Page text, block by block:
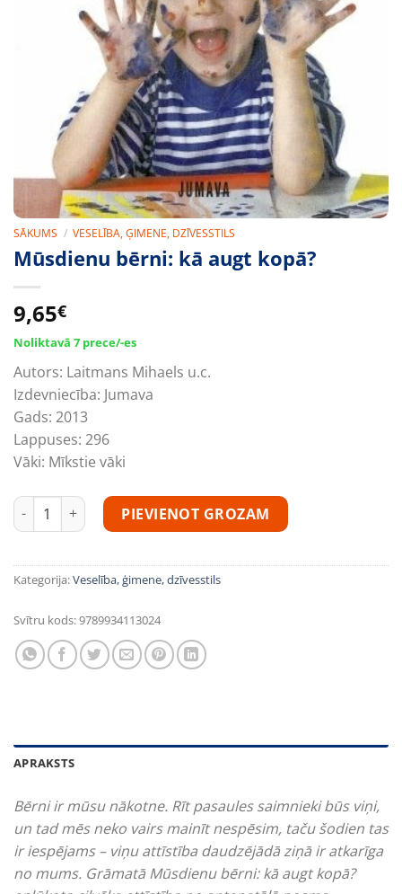
SĀKUMS / VESELĪBA, ĢIMENE, DZĪVESSTILS
Mūsdienu bērni: kā augt kopā?
9,65€
Noliktavā 7 prece/-es
Autors: Laitmans Mihaels u.c.
Izdevniecība: Jumava
Gads: 2013
Lappuses: 296
Vāki: Mīkstie vāki
Mūsdienu bērni: kā augt kopā? daudzums
PIEVIENOT GROZAM
Kategorija:Veselība, ģimene, dzīvesstils
Svītru kods:9789934113024
APRAKSTS
Bērni ir mūsu nākotne. Rīt pasaules saimnieki būs viņi,
un tad mēs neko vairs mainīt nespēsim, taču šodien tas
ir iespējams – viņu attīstība daudzējādā ziņā ir atkarīga
no mums. Grāmatā Mūsdienu bērni: kā augt kopā?